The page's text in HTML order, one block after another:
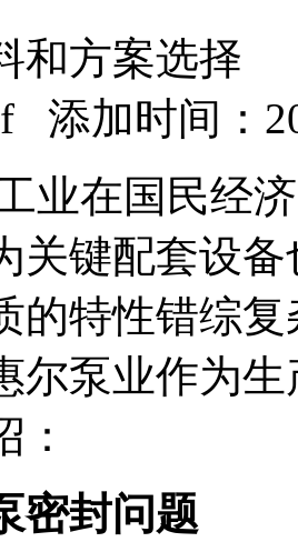
和方案选择
添加时间：
业在国民经
关键配套设
的特性错综
尔泵业作为
：
密封问题